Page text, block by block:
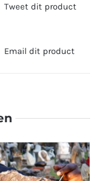
Tweet dit product
Email dit product